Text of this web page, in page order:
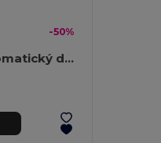
-50%
NEW QUAY 23" automatický deštník